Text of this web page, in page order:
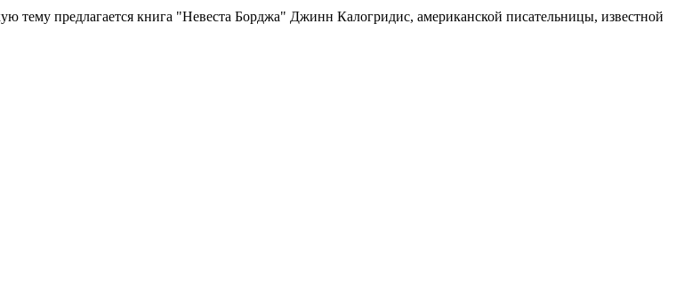
тему предлагается книга "Невеста Борджа" Джинн Калогридис, американской писательницы, известной